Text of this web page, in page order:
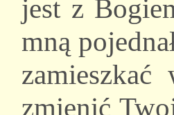
jest z
mną
zmienić